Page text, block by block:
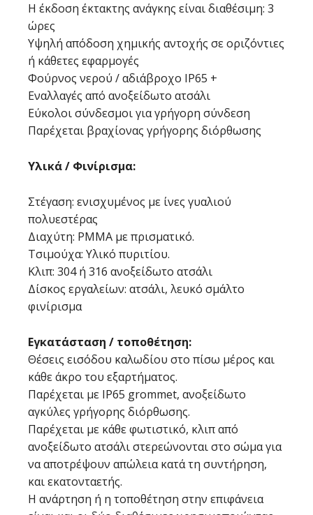
Η έκδοση έκτακτης ανάγκης είναι διαθέσιμη: 3
ώρες
Υψηλή απόδοση χημικής αντοχής σε οριζόντιες
ή κάθετες εφαρμογές
Φούρνος νερού / αδιάβροχο IP65 +
Εναλλαγές από ανοξείδωτο ατσάλι
Εύκολοι σύνδεσμοι για γρήγορη σύνδεση
Παρέχεται βραχίονας γρήγορης διόρθωσης
Υλικά / Φινίρισμα:
Στέγαση: ενισχυμένος με ίνες γυαλιού
πολυεστέρας
Διαχύτη: PMMA με πρισματικό.
Τσιμούχα: Υλικό πυριτίου.
Κλιπ: 304 ή 316 ανοξείδωτο ατσάλι
Δίσκος εργαλείων: ατσάλι, λευκό σμάλτο
φινίρισμα
Εγκατάσταση / τοποθέτηση:
Θέσεις εισόδου καλωδίου στο πίσω μέρος και
κάθε άκρο του εξαρτήματος.
Παρέχεται με IP65 grommet, ανοξείδωτο
αγκύλες γρήγορης διόρθωσης.
Παρέχεται με κάθε φωτιστικό, κλιπ από
ανοξείδωτο ατσάλι στερεώνονται στο σώμα για
να αποτρέψουν απώλεια κατά τη συντήρηση,
και εκατονταετής.
Η ανάρτηση ή η τοποθέτηση στην επιφάνεια